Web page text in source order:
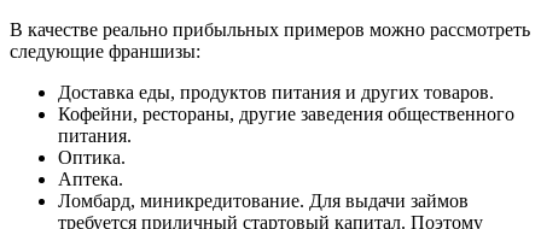
В качестве реально прибыльных примеров можно рассмотреть
следующие франшизы:
Доставка еды, продуктов питания и других товаров.
Кофейни, рестораны, другие заведения общественного
питания.
Оптика.
Аптека.
Ломбард, миникредитование. Для выдачи займов
требуется приличный стартовый капитал. Поэтому